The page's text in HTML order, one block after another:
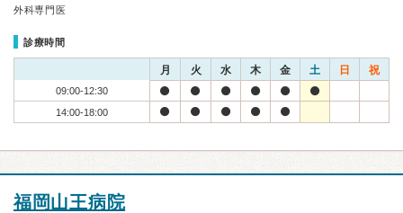
外科専門医
診療時間
月 火 水 木 金 土 日 祝
09:00-12:30
14:00-18:00
福岡山王病院